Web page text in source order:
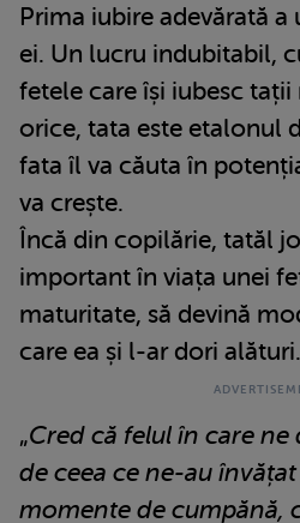
Prima iubire adevărată
ei. Un lucru indubitabil,
fetele care își iubesc tații
orice, tata este etalonul
fata îl va căuta în
va crește.
Încă din copilărie, tatăl
important în viața unei
maturitate, să devină
care ea și l-ar dori alături.
„Cred că felul în care
de ceea ce ne-au
momente de cumpănă,